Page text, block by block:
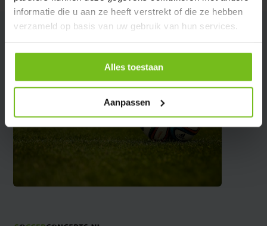
informatie die u aan ze heeft verstrekt of die ze hebben
verzameld op basis van uw gebruik van hun services.
Alles toestaan
Aanpassen